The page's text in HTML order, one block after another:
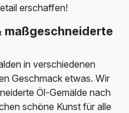
erschaffen!
maßgeschneiderte
in verschiedenen
Geschmack etwas. Wir
Öl-Gemälde nach
schöne Kunst für alle